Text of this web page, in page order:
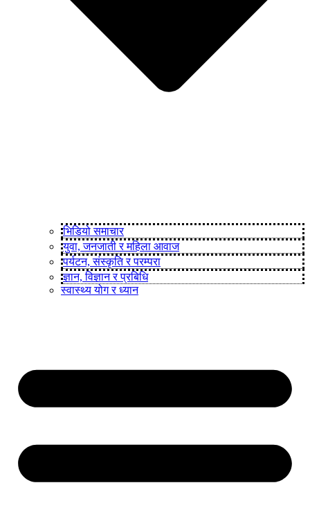
भिडियो समाचार
युवा, जनजाती र महिला आवाज
पर्यटन, संस्कृति र परम्परा
ज्ञान, विज्ञान र प्रबिधि
स्वास्थ्य योग र ध्यान